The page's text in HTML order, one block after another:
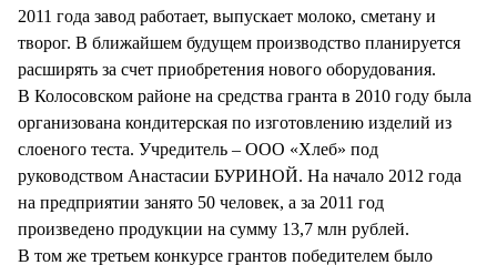
2011 года завод работает, выпускает молоко, сметану и
творог. В ближайшем будущем производство планируется
расширять за счет приобретения нового оборудования.
В Колосовском районе на средства гранта в 2010 году была
организована кондитерская по изготовлению изделий из
слоеного теста. Учредитель – ООО «Хлеб» под
руководством Анастасии БУРИНОЙ. На начало 2012 года
на предприятии занято 50 человек, а за 2011 год
произведено продукции на сумму 13,7 млн рублей.
В том же третьем конкурсе грантов победителем было